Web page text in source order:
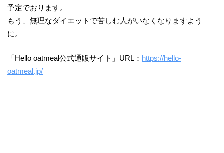
予定でおります。
もう、無理なダイエットで苦しむ人がいなくなりますよう
に。
「Hello oatmeal公式通販サイト」URL： https://hello-
oatmeal.jp/